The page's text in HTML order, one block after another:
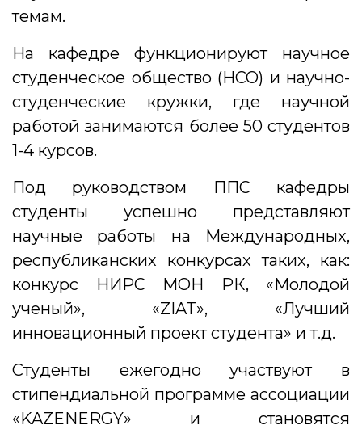
темам.
На кафедре функционируют научное
студенческое общество (НСО) и научно-
студенческие кружки, где научной
работой занимаются более 50 студентов
1-4 курсов.
Под руководством ППС кафедры
студенты успешно представляют
научные работы на Международных,
республиканских конкурсах таких, как:
конкурс НИРС МОН РК, «Молодой
ученый», «ZIAT», «Лучший
инновационный проект студента» и т.д.
Студенты ежегодно участвуют в
стипендиальной программе ассоциации
«KAZENERGY» и становятся